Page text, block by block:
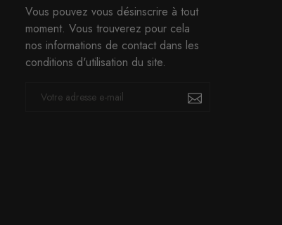
Vous pouvez vous désinscrire à tout
moment. Vous trouverez pour cela
nos informations de contact dans les
conditions d'utilisation du site.